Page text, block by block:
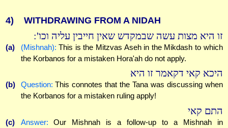
4) WITHDRAWING FROM A NIDAH
זו היא מצות עשה שבמקדש שאין חייבין עליה וכו':
(a) (Mishnah): This is the Mitzvas Aseh in the Mikdash to which
the Korbanos for a mistaken Hora'ah do not apply.
היכא קאי דקאמר זו היא
(b) Question: This connotes that the Tana was discussing when
the Korbanos for a mistaken ruling apply!
התם קאי
(c) Answer: Our Mishnah is a follow-up to a Mishnah in